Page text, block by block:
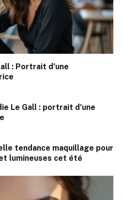
: Portrait d’une
Le Gall : portrait d’une
tendance maquillage pour
lumineuses cet été